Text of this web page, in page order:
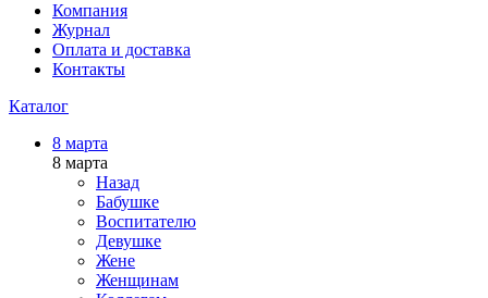
Компания
Журнал
Оплата и доставка
Контакты
Каталог
8 марта
8 марта
Назад
Бабушке
Воспитателю
Девушке
Жене
Женщинам